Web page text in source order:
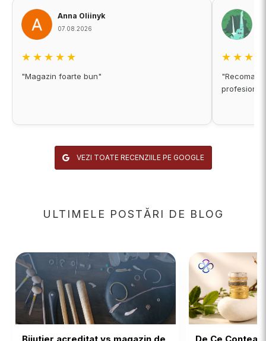
Anna Oliinyk
07.08.2026
★★★★★
"Magazin foarte bun"
VEZI TOATE RECENZIILE PE GOOGLE
ULTIMELE POSTĂRI DE BLOG